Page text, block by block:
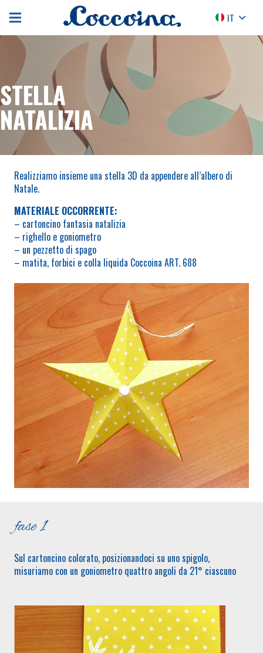
IT
STELLA
NATALIZIA
Realizziamo insieme una stella 3D da appendere all’albero di
Natale.
MATERIALE OCCORRENTE:
– cartoncino fantasia natalizia
– righello e goniometro
– un pezzetto di spago
– matita, forbici e colla liquida Coccoina ART. 688
fase 1
Sul cartoncino colorato, posizionandoci su uno spigolo,
misuriamo con un goniometro quattro angoli da 21° ciascuno